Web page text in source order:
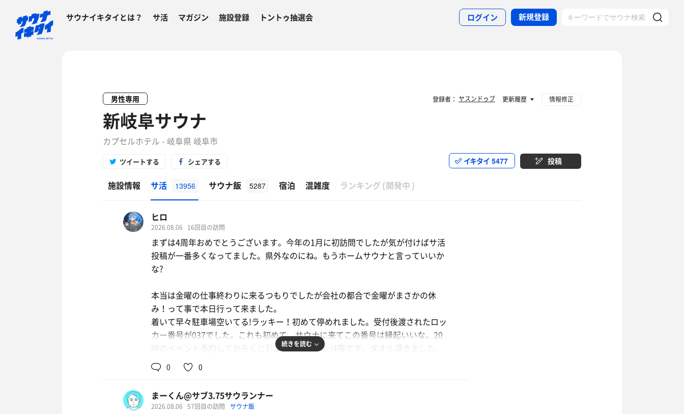
サウナイキタイとは？ サ活 マガジン 施設登録 トントゥ抽選会 ログイン 新規登録
男性専用
新岐阜サウナ
カプセルホテル - 岐阜県 岐阜市
ツイートする シェアする イキタイ 5477 投稿
施設情報 サ活 13956 サウナ飯 5287 宿泊 混雑度 ランキング (開発中 )
ヒロ
2026.08.06 16回目の訪問
まずは4周年おめでとうございます。今年の1月に初訪問でしたが気が付けばサ活
投稿が一番多くなってました。県外なのにね。もうホームサウナと言っていいか
な?
本当は金曜の仕事終わりに来るつもりでしたが会社の都合で金曜がまさかの休
み！って事で本日行って来ました。
着いて早々駐車場空いてる!ラッキー！初めて停めれました。受付後渡されたロッ
カー番号が037でした。これも初めて。サウナに来てこの番号は縁起いいな。20
時のイベント予約してからくじ引き。やりました!4等です。タオル頂きました。
ありがとうございます。
てたら19時回大津留さん。サ活投稿でよくお名前を見かけるので参加しました
続きを読む
0 0
まーくん@サブ3.75サウランナー
2026.08.06 57回目の訪問 サウナ飯
登録者： ヤスンドゥブ 更新履歴 情報修正